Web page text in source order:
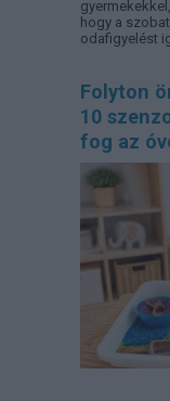
hogy a
odafigyelést
Folyton
10
fog az